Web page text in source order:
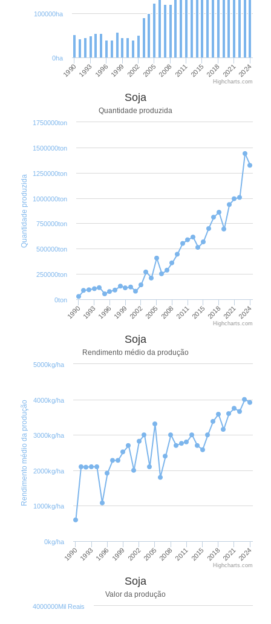
1990 1996 2002 2008 2015 2021
1993 1999 2005 2011 2018 2024
0ha
100000ha
Highcharts.com
Quantidade produzida
Soja
Quantidade produzida
1990 1996 2002 2008 2015 2021
1993 1999 2005 2011 2018 2024
0ton
250000ton
500000ton
750000ton
1000000ton
1250000ton
1500000ton
1750000ton
Highcharts.com
Rendimento médio da produção
Soja
Rendimento médio da produção
1990 1996 2002 2008 2015 2021
1993 1999 2005 2011 2018 2024
0kg/ha
1000kg/ha
2000kg/ha
3000kg/ha
4000kg/ha
5000kg/ha
Highcharts.com
Soja
Valor da produção
4000000Mil Reais